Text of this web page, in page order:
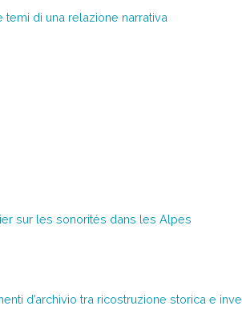
di una relazione narrativa
sur les sonorités dans les Alpes
d’archivio tra ricostruzione storica e